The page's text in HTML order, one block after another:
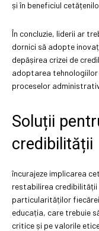
și în beneficiul
În concluzie, liderii ar
dornici să adopte
depășirea crizei de
adoptarea
proceselor
Soluții
credibilității
încurajeze implicarea
restabilirea
particularităților
educația, care trebuie
critice și pe valorile